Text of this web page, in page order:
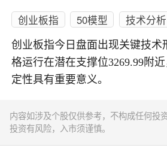
创业板指 50模型 技术分析
创业板指今日盘面出现关键技术
格运行在潜在支撑位3269.99附
定性具有重要意义。
内容如涉及个股仅供参考，不构成任何投
投资有风险，入市须谨慎。